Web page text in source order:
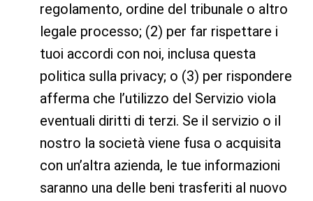
regolamento, ordine del tribunale o altro
legale processo; (2) per far rispettare i
tuoi accordi con noi, inclusa questa
politica sulla privacy; o (3) per rispondere
afferma che l’utilizzo del Servizio viola
eventuali diritti di terzi. Se il servizio o il
nostro la società viene fusa o acquisita
con un’altra azienda, le tue informazioni
saranno una delle beni trasferiti al nuovo